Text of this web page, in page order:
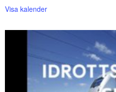
Visa kalender